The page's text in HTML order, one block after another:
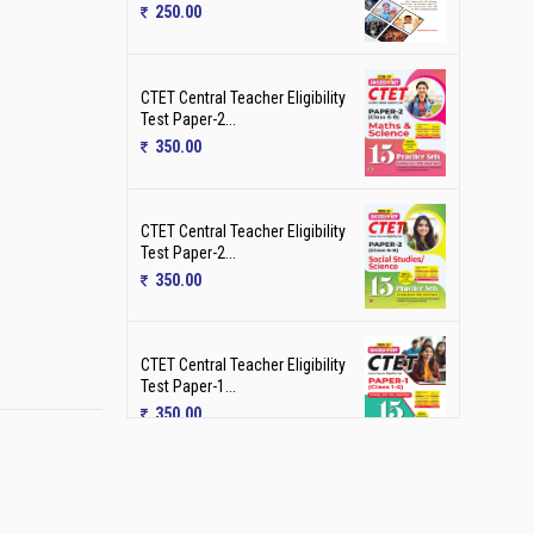
350.00
CTET Central Teacher Eligibility
Test Paper-2...
350.00
CTET Central Teacher Eligibility
Test Paper-1...
350.00
Patarta Pareeksha Ga...
250.00